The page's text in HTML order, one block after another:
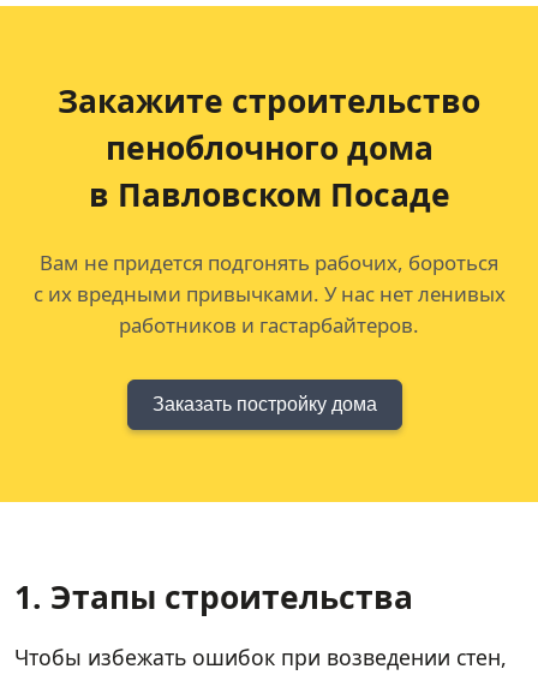
Закажите строительство
пеноблочного дома
в Павловском Посаде
Вам не придется подгонять рабочих, бороться
с их вредными привычками. У нас нет ленивых
работников и гастарбайтеров.
Заказать постройку дома
1. Этапы строительства
Чтобы избежать ошибок при возведении стен,